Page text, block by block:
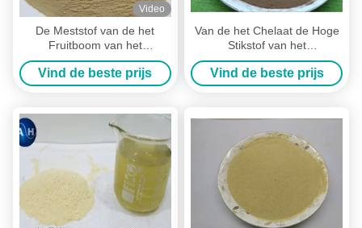
Video
De Meststof van de het
Fruitboom van het
chelaatmangaan, de
Lindeboommeststof van de
Perzikmango
Vind de beste prijs
Van de het Chelaat de Hoge
Stikstof van het
molybdeenaminozuur
Organische Meststof voor
Fruitbomen
Vind de beste prijs